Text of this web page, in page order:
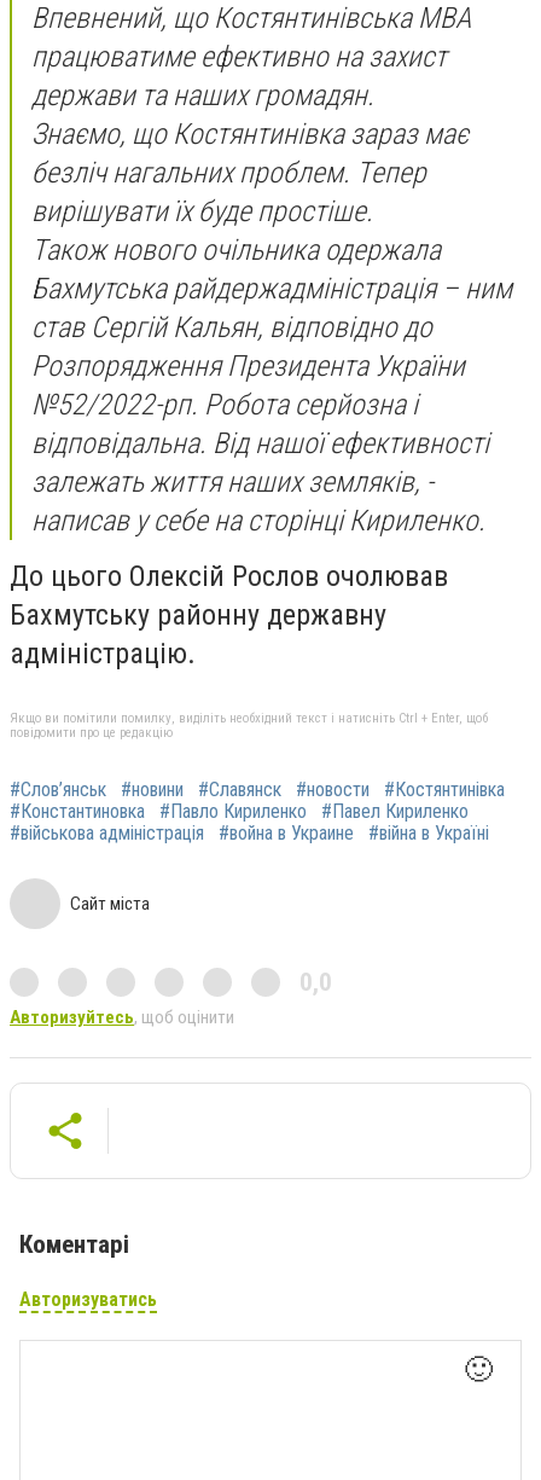
Впевнений, що Костянтинівська МВА
працюватиме ефективно на захист
держави та наших громадян.
Знаємо, що Костянтинівка зараз має
безліч нагальних проблем. Тепер
вирішувати їх буде простіше.
Також нового очільника одержала
Бахмутська райдержадміністрація – ним
став Сергій Кальян, відповідно до
Розпорядження Президента України
№52/2022-рп. Робота серйозна і
відповідальна. Від нашої ефективності
залежать життя наших земляків, -
написав у себе на сторінці Кириленко.
До цього Олексій Рослов очолював
Бахмутську районну державну
адміністрацію.
Якщо ви помітили помилку, виділіть необхідний текст і натисніть Ctrl + Enter, щоб
повідомити про це редакцію
#Слов’янськ #новини #Славянск #новости
#Костянтинівка
#Константиновка
#Павло Кириленко
#Павел Кириленко
#військова адміністрація
#война в Украине #війна в Україні
Сайт міста
0,0
Авторизуйтесь, щоб оцінити
Коментарі
Авторизуватись
🙂